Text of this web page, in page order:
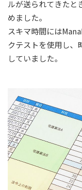
ルが送られてきたと
めました。
スキマ時間には
クテストを使用し、
していました。